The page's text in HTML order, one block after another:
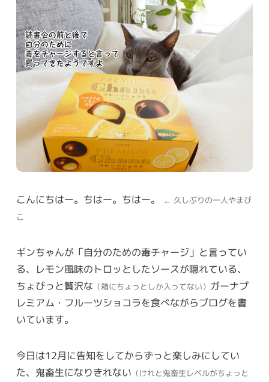
こんにちはー。ちはー。ちはー。
← 久しぶりの一人やまび
こ
ギンちゃんが「自分のための毒チャージ」と言ってい
る、レモン風味のトロッとしたソースが隠れている、
ちょびっと贅沢な （箱にちょっとしか入ってない） ガーナプ
レミアム・フルーツショコラを食べながらブログを書
いています。
今日は12月に告知をしてからずっと楽しみにしてい
た、鬼畜生になりきれない （けれと鬼畜生レベルがちょっと